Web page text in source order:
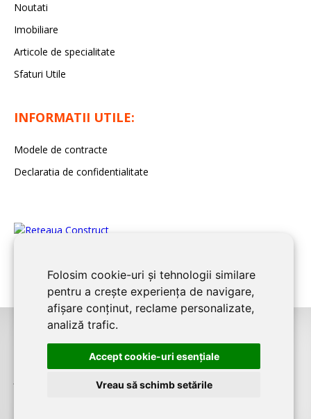
Folosim cookie-uri și tehnologii similare
pentru a crește experiența de navigare,
afișare conținut, reclame personalizate,
analiză trafic.
Accept cookie-uri esenţiale
Vreau să schimb setările
Noutati
Imobiliare
Articole de specialitate
Sfaturi Utile
INFORMATII UTILE:
Modele de contracte
Declaratia de confidentialitate
BUCURESTI CONSTRUCTeste un serviciu de promovare online
pentru firme. Proiect digital dezvoltat deLIVE COMMUNICATIONS SRL
J12/4191/2006, RO19492087